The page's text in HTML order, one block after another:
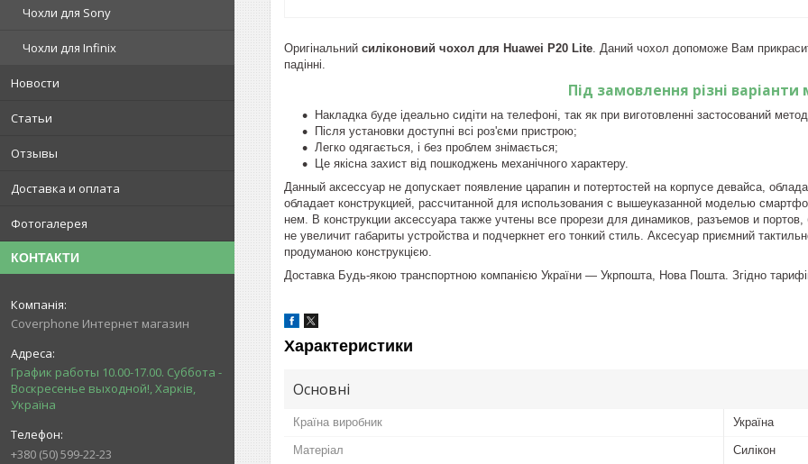
Чохли для Sony
Чохли для Infinix
Новости
Статьи
Отзывы
Доставка и оплата
Фотогалерея
КОНТАКТИ
Coverphone Интернет магазин
График работы 10.00-17.00. Суббота -
Воскресенье выходной!, Харків,
Україна
+380 (50) 599-22-23
Оригінальний силіконовий чохол для Huawei P20 Lite . Даний чохол допоможе Вам
падінні.
Під замовлення різні варіанти
Накладка буде ідеально сидіти на телефоні, так як при виготовленні застосований
Після установки доступні всі роз'єми пристрою;
Легко одягається, і без проблем знімається;
Це якісна захист від пошкоджень механічного характеру.
Данный аксессуар не допускает появление царапин и потертостей на корпусе девайса,
обладает конструкцией, рассчитанной для использования с вышеуказанной моделью
нем. В конструкции аксессуара также учтены все прорези для динамиков, разъемов и
не увеличит габариты устройства и подчеркнет его тонкий стиль. Аксесуар приємний
продуманою конструкцією.
Доставка Будь-якою транспортною компанією України ― Укрпошта, Нова Пошта. Згідно
Характеристики
Основні
Країна виробник Україна
Матеріал Силікон